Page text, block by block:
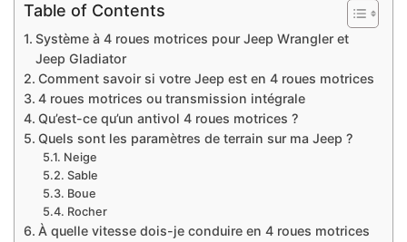
Table of Contents
Système à 4 roues motrices pour Jeep Wrangler et
Jeep Gladiator
Comment savoir si votre Jeep est en 4 roues motrices
4 roues motrices ou transmission intégrale
Qu’est-ce qu’un antivol 4 roues motrices ?
Quels sont les paramètres de terrain sur ma Jeep ?
Neige
Sable
Boue
Rocher
À quelle vitesse dois-je conduire en 4 roues motrices